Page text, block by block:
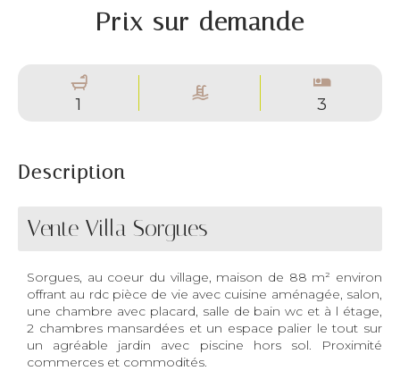
Prix sur demande
1 3
Description
Vente Villa Sorgues
Sorgues, au coeur du village, maison de 88 m² environ
offrant au rdc pièce de vie avec cuisine aménagée, salon,
une chambre avec placard, salle de bain wc et à l étage,
2 chambres mansardées et un espace palier le tout sur
un agréable jardin avec piscine hors sol. Proximité
commerces et commodités.